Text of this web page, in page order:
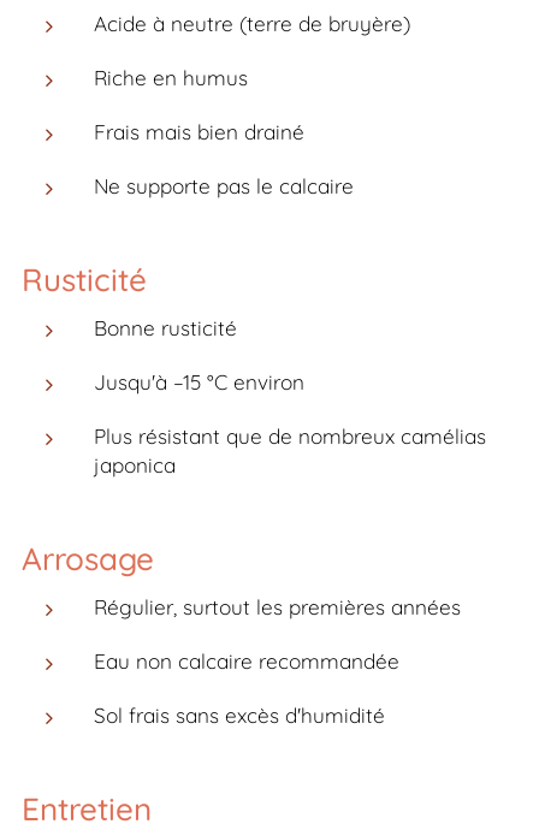
Acide à neutre (terre de bruyère)
Riche en humus
Frais mais bien drainé
Ne supporte pas le calcaire
Rusticité
Bonne rusticité
Jusqu'à –15 °C environ
Plus résistant que de nombreux camélias
japonica
Arrosage
Régulier, surtout les premières années
Eau non calcaire recommandée
Sol frais sans excès d'humidité
Entretien